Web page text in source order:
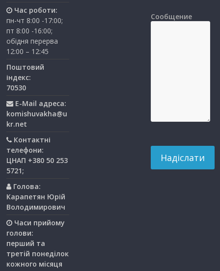
Час роботи:
пн-чт 8:00 -17:00;
пт 8:00 -16:00;
обідня перерва
12:00 – 12:45
Поштовий
індекс:
70530
E-Mail адреса:
komishuvakha@u
kr.net
Контактні
телефони:
ЦНАП +380 50 253
5721;
Голова:
Карапетян Юрій
Володимирович
Часи прийому
голови:
перший та
третiй понедiлок
кожного мiсяця
Сообщение